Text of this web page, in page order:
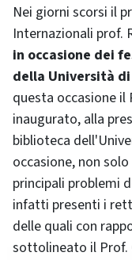
Nei giorni scorsi il
Internazionali prof.
in occasione dei
della Università
questa occasione il
inaugurato, alla
biblioteca
occasione, non
principali problemi
infatti presenti i
delle quali con
sottolineato il Prof.